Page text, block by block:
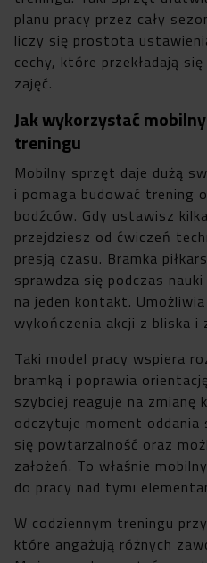
planu pracy przez cały
liczy się prostota
cechy, które przekładają
zajęć.
Jak wykorzystać
treningu
Mobilny sprzęt daje dużą
i pomaga budować trening
bodźców. Gdy ustawisz
przejdziesz od ćwiczeń
presją czasu. Bramka
sprawdza się podczas
na jeden kontakt.
wykończenia akcji z bliska i
Taki model pracy wspiera
bramką i poprawia
szybciej reaguje na zmianę
odczytuje moment oddania
się powtarzalność oraz
założeń. To właśnie
do pracy nad tymi
W codziennym treningu
które angażują różnych